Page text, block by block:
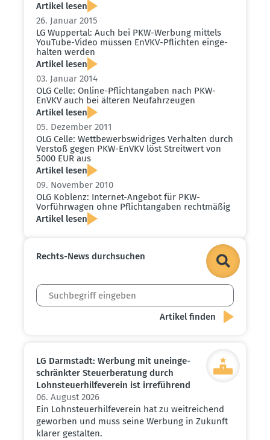
Artikel lesen
26. Januar 2015
LG Wuppertal: Auch bei PKW-Werbung mittels
YouTube-Video müssen EnVKV-Pflichten einge­
halten werden
Artikel lesen
03. Januar 2014
OLG Celle: Online-Pflicht­an­gaben nach PKW-
EnVKV auch bei älteren Neufahr­zeugen
Artikel lesen
05. Dezember 2011
OLG Celle: Wettbe­werbs­wid­riges Verhalten durch
Verstoß gegen PKW-EnVKV löst Streitwert von
5000 EUR aus
Artikel lesen
09. November 2010
OLG Koblenz: Internet-Angebot für PKW-
Vorführ­wagen ohne Pflicht­an­gaben recht­mäßig
Artikel lesen
Rechts-News durch­suchen
LG Darmstadt: Werbung mit unein­ge­
schränkter Steuer­be­ratung durch
Lohnsteu­er­hil­fe­verein ist irreführend
06. August 2026
Ein Lohnsteuerhilfeverein hat zu weitreichend
geworben und muss seine Werbung in Zukunft
klarer gestalten.